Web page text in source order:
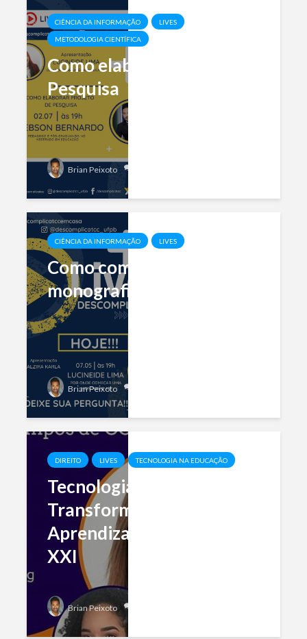
CIÊNCIA DA INFORMAÇÃO LIVES
METODOLOGIA CIENTÍFICA
Como elaborar Projeto de
Pesquisa
Brian Peixoto
CIÊNCIA DA INFORMAÇÃO LIVES
Como começar uma
monografia?
Brian Peixoto
DIREITO LIVES TECNOLOGIA NA EDUCAÇÃO
Tecnologia na Educação:
Transformando a
Aprendizagem no Século
XXI
Brian Peixoto